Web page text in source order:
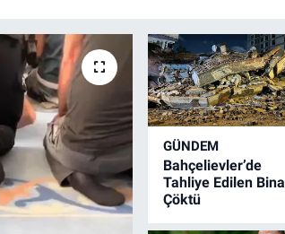
GÜNDEM
Bahçelievler’de
Tahliye Edilen Bina
Çöktü